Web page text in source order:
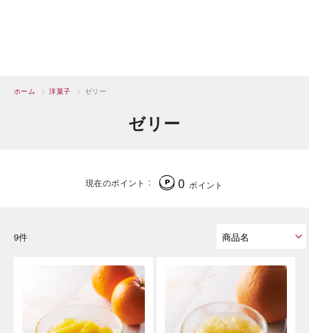
ホーム > 洋菓子 > ゼリー
ゼリー
現在のポイント 0 ポイント
9件